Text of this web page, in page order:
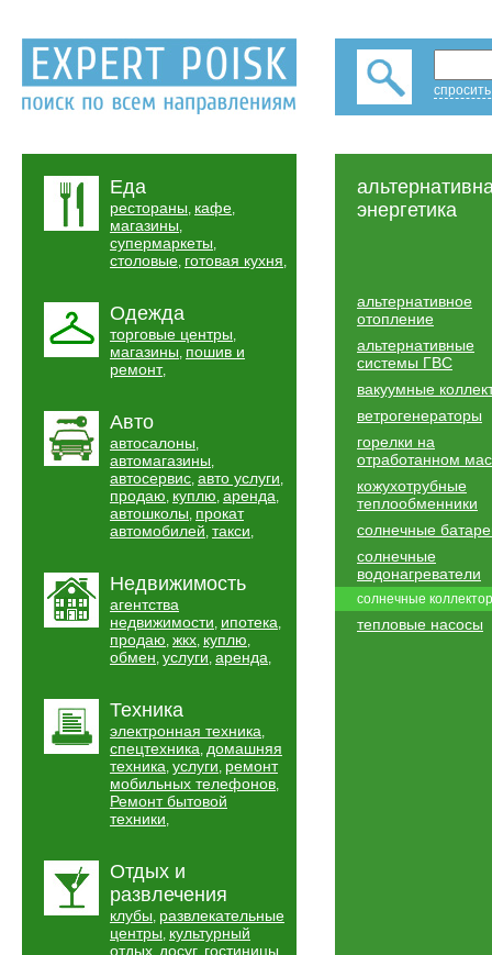
Еда
рестораны, кафе,
магазины,
супермаркеты,
столовые, готовая кухня,
Одежда
торговые центры,
магазины, пошив и
ремонт,
Авто
автосалоны,
автомагазины,
автосервис, авто услуги,
продаю, куплю, аренда,
автошколы, прокат
автомобилей, такси,
Недвижимость
агентства
недвижимости, ипотека,
продаю, жкх, куплю,
обмен, услуги, аренда,
Техника
электронная техника,
спецтехника, домашняя
техника, услуги, ремонт
мобильных телефонов,
Ремонт бытовой
техники,
Отдых и
развлечения
клубы, развлекательные
центры, культурный
отдых, досуг, гостиницы
энергетика
альтернативное
отопление
альтернативные
системы ГВС
вакуумные
ветрогенераторы
горелки на
отработанном
кожухотрубные
теплообменники
солнечные
солнечные
водонагреватели
солнечные
тепловые насосы